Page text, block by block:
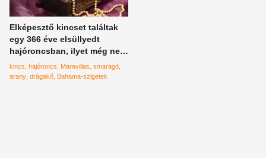
Elképesztő kincset találtak
egy 366 éve elsüllyedt
hajóroncsban, ilyet még nem
látott a világ
kincs hajóroncs Maravillas smaragd
arany drágakő Bahama-szigetek